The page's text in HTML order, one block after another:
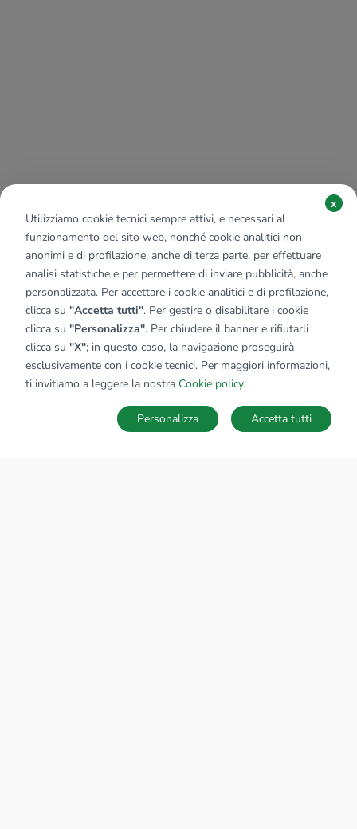
SALVA RICERCA
Utilizziamo cookie tecnici sempre attivi, e necessari al
funzionamento del sito web, nonché cookie analitici non
anonimi e di profilazione, anche di terza parte, per effettuare
analisi statistiche e per permettere di inviare pubblicità, anche
personalizzata. Per accettare i cookie analitici e di profilazione,
clicca su "Accetta tutti". Per gestire o disabilitare i cookie
clicca su "Personalizza". Per chiudere il banner e rifiutarli
clicca su "X"; in questo caso, la navigazione proseguirà
esclusivamente con i cookie tecnici. Per maggiori informazioni,
ti invitiamo a leggere la nostra Cookie policy.
x
Accetta tutti
Personalizza